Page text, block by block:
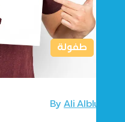
طفولة
By Ali Alblushi